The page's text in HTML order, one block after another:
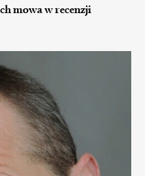
mowa w recenzji